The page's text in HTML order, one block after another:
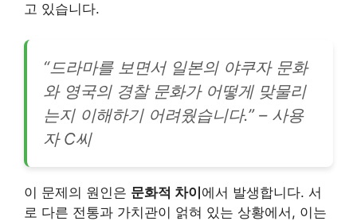
고 있습니다.
“드라마를 보면서 일본의 야쿠자 문화
와 영국의 경찰 문화가 어떻게 맞물리
는지 이해하기 어려웠습니다.” – 사용
자 C씨
이 문제의 원인은 문화적 차이에서 발생합니다. 서
로 다른 전통과 가치관이 얽혀 있는 상황에서, 이는